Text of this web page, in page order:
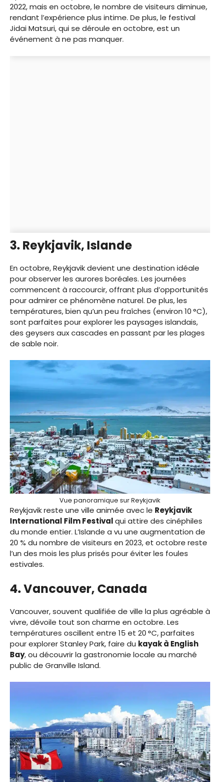
2022, mais en octobre, le nombre de visiteurs diminue,
rendant l’expérience plus intime. De plus, le festival
Jidai Matsuri, qui se déroule en octobre, est un
événement à ne pas manquer.
3. Reykjavik, Islande
En octobre, Reykjavik devient une destination idéale
pour observer les aurores boréales. Les journées
commencent à raccourcir, offrant plus d’opportunités
pour admirer ce phénomène naturel. De plus, les
températures, bien qu’un peu fraîches (environ 10 °C),
sont parfaites pour explorer les paysages islandais,
des geysers aux cascades en passant par les plages
de sable noir.
Vue panoramique sur Reykjavik
Reykjavik reste une ville animée avec le Reykjavik
International Film Festivalqui attire des cinéphiles
du monde entier. L’Islande a vu une augmentation de
20 % du nombre de visiteurs en 2023, et octobre reste
l’un des mois les plus prisés pour éviter les foules
estivales.
4. Vancouver, Canada
Vancouver, souvent qualifiée de ville la plus agréable à
vivre, dévoile tout son charme en octobre. Les
températures oscillent entre 15 et 20 °C, parfaites
pour explorer Stanley Park, faire du kayak à English
Bay, ou découvrir la gastronomie locale au marché
public de Granville Island.